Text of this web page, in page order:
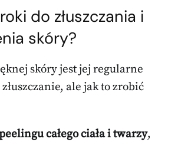
do złuszczania i
skóry?
skóry jest jej regularne
ale jak to zrobić
całego ciała i twarzy,